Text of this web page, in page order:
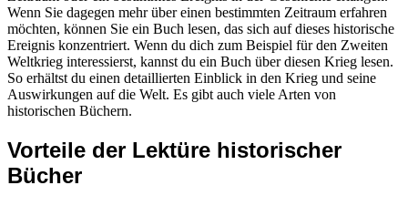
Wenn Sie dagegen mehr über einen bestimmten Zeitraum erfahren
möchten, können Sie ein Buch lesen, das sich auf dieses historische
Ereignis konzentriert. Wenn du dich zum Beispiel für den Zweiten
Weltkrieg interessierst, kannst du ein Buch über diesen Krieg lesen.
So erhältst du einen detaillierten Einblick in den Krieg und seine
Auswirkungen auf die Welt. Es gibt auch viele Arten von
historischen Büchern.
Vorteile der Lektüre historischer
Bücher